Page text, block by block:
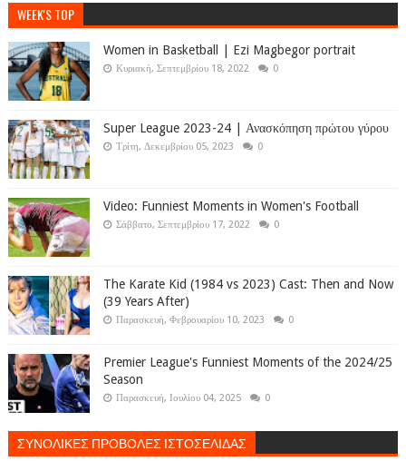
WEEK'S TOP
Women in Basketball | Ezi Magbegor portrait
Κυριακή, Σεπτεμβρίου 18, 2022 0
Super League 2023-24 | Ανασκόπηση πρώτου γύρου
Τρίτη, Δεκεμβρίου 05, 2023 0
Video: Funniest Moments in Women's Football
Σάββατο, Σεπτεμβρίου 17, 2022 0
The Karate Kid (1984 vs 2023) Cast: Then and Now
(39 Years After)
Παρασκευή, Φεβρουαρίου 10, 2023 0
Premier League's Funniest Moments of the 2024/25
Season
Παρασκευή, Ιουλίου 04, 2025 0
ΣΥΝΟΛΙΚΕΣ ΠΡΟΒΟΛΕΣ ΙΣΤΟΣΕΛΙΔΑΣ